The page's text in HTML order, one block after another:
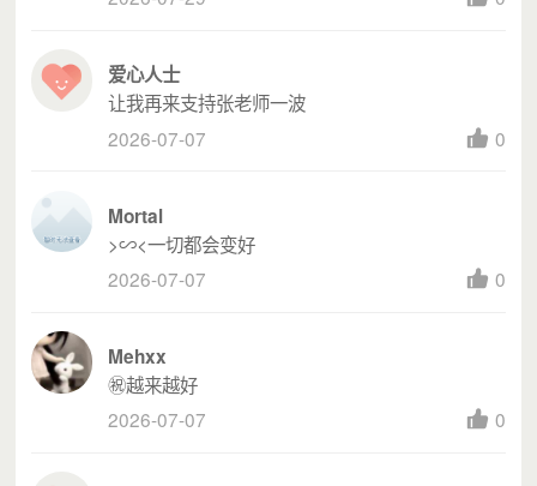
二、资金预算
（一）资金预算表
序
号
支出类别
描
明
爱心人士
让我再来支持张老师一波
2026-07-07
0
Mortal
>∽<一切都会变好
2026-07-07
0
Mehxx
㊗️越来越好
2026-07-07
0